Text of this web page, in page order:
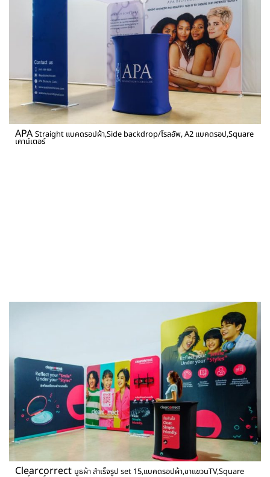
APA Straight แบคดรอปผ้า,Side backdrop/โรลอัพ, A2 แบคดรอป,Square
เคาน์เตอร์
Clearcorrect บูธผ้า สำเร็จรูป set 15,แบคดรอปผ้า,ขาแขวนTV,Square